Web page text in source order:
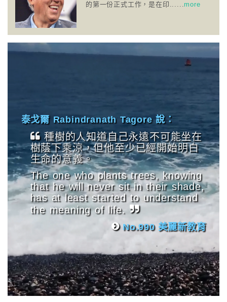
的第一份正式工作，是在印......more
泰戈爾 Rabindranath Tagore 說：
種樹的人知道自己永遠不可能坐在
樹蔭下乘涼，但他至少已經開始明白
生命的意義。
The one who plants trees, knowing
that he will never sit in their shade,
has at least started to understand
the meaning of life.
No.990 美麗新教育